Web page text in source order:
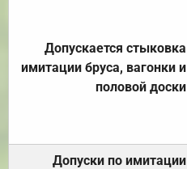
Допускается стыковка
имитации бруса, вагонки и
половой доски
Допуски по имитации